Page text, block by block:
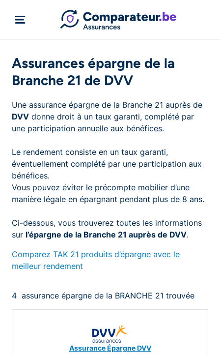
Assurances épargne de la
Branche 21 de DVV
Une assurance épargne de la Branche 21 auprès de
DVV donne droit à un taux garanti, complété par
une participation annuelle aux bénéfices.
Le rendement consiste en un taux garanti,
éventuellement complété par une participation aux
bénéfices.
Vous pouvez éviter le précompte mobilier d’une
manière légale en épargnant pendant plus de 8 ans.
Ci-dessous, vous trouverez toutes les informations
sur l’épargne de la Branche 21 auprès de DVV.
Comparez TAK 21 produits d’épargne avec le
meilleur rendement
4 assurance épargne de la BRANCHE 21 trouvée
Assurance Épargne DVV